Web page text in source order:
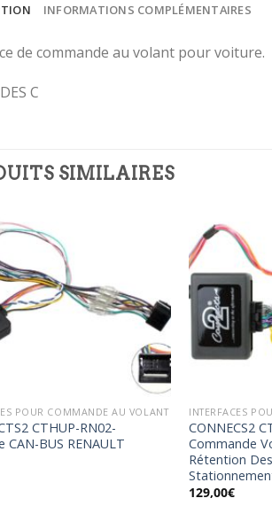
INFORMATIONS COMPLÉMENTAIRES
de commande au volant pour voiture.
C
SIMILAIRES
à la
wishlist
POUR COMMANDE AU VOLANT
CTHUP-RN02-
CAN-BUS RENAULT
INTERFACES
CONNECS2
Commande
Rétention
129,00€